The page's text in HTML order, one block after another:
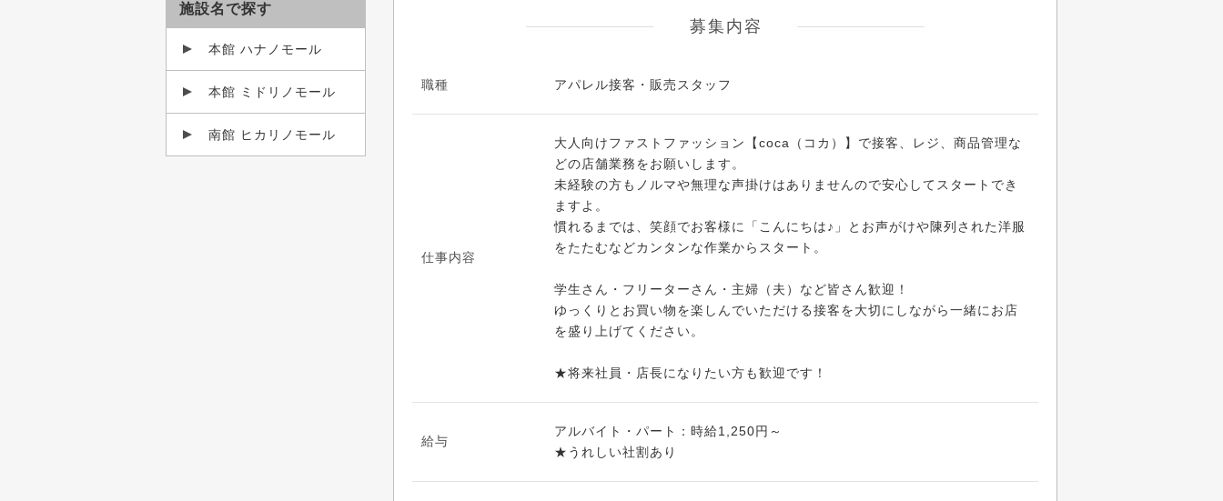
施設名で探す
本館 ハナノモール
本館 ミドリノモール
南館 ヒカリノモール
募集内容
職種 アパレル接客・販売スタッフ
仕事内容
大人向けファストファッション【coca（コカ）】で接客、レジ、商品管理な
どの店舗業務をお願いします。
未経験の方もノルマや無理な声掛けはありませんので安心してスタートでき
ますよ。
慣れるまでは、笑顔でお客様に「こんにちは♪」とお声がけや陳列された洋服
をたたむなどカンタンな作業からスタート。
学生さん・フリーターさん・主婦（夫）など皆さん歓迎！
ゆっくりとお買い物を楽しんでいただける接客を大切にしながら一緒にお店
を盛り上げてください。
★将来社員・店長になりたい方も歓迎です！
給与
アルバイト・パート：時給1,250円～
★うれしい社割あり